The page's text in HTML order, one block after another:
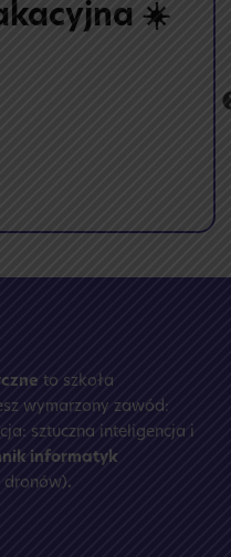
☀️
to szkoła
wymarzony zawód:
sztuczna inteligencja i
informatyk
dronów).